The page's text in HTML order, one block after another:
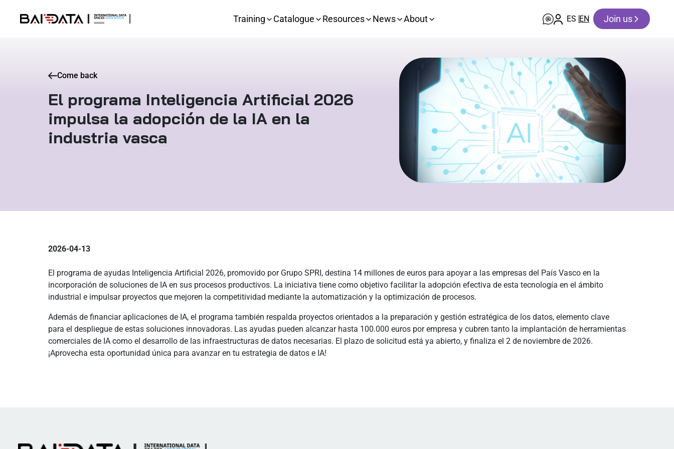
Training Catalogue Resources News About ES EN Join us
Come back
El programa Inteligencia Artificial 2026
impulsa la adopción de la IA en la
industria vasca
2026-04-13
El programa de ayudas Inteligencia Artificial 2026, promovido por Grupo SPRI, destina 14 millones de euros para apoyar a las empresas del País Vasco en la
incorporación de soluciones de IA en sus procesos productivos. La iniciativa tiene como objetivo facilitar la adopción efectiva de esta tecnología en el ámbito
industrial e impulsar proyectos que mejoren la competitividad mediante la automatización y la optimización de procesos.
Además de financiar aplicaciones de IA, el programa también respalda proyectos orientados a la preparación y gestión estratégica de los datos, elemento clave
para el despliegue de estas soluciones innovadoras. Las ayudas pueden alcanzar hasta 100.000 euros por empresa y cubren tanto la implantación de herramientas
comerciales de IA como el desarrollo de las infraestructuras de datos necesarias. El plazo de solicitud está ya abierto, y finaliza el 2 de noviembre de 2026.
¡Aprovecha esta oportunidad única para avanzar en tu estrategia de datos e IA!